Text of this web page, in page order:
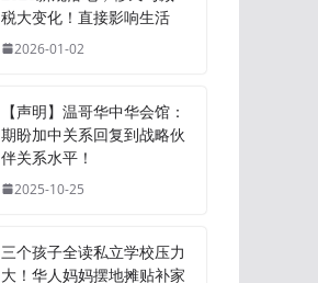
税大变化！直接影响生活
2026-01-02
【声明】温哥华中华会馆：
期盼加中关系回复到战略伙
伴关系水平！
2025-10-25
三个孩子全读私立学校压力
大！华人妈妈摆地摊贴补家